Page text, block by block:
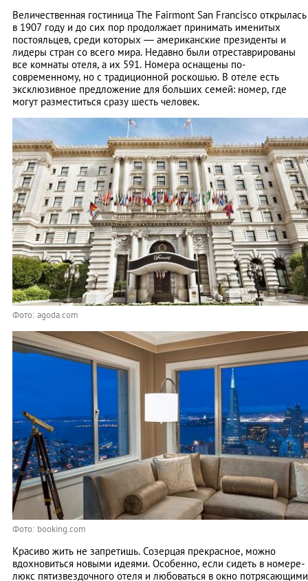
Величественная гостиница The Fairmont San Francisco открылась
в 1907 году и до сих пор продолжает принимать именитых
постояльцев, среди которых — американские президенты и
лидеры стран со всего мира. Недавно были отреставрированы
все комнаты отеля, а их 591. Номера оснащены по-
современному, но с традиционной роскошью. В отеле есть
эксклюзивное предложение для больших семей: номер, где
могут разместиться сразу шесть человек.
Фото: agoda.com
Фото: booking.com
Красиво жить не запретишь. Созерцая прекрасное, можно
вдохновиться новыми идеями. Особенно, если сидеть в номере-
люкс пятизвездочного отеля и любоваться в окно потрясающими